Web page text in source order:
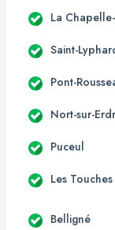
La
Saint-
Pont-
Nort-sur-
Puceul
Les Touches
Belligné